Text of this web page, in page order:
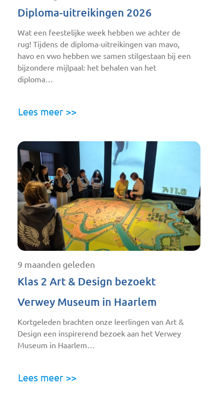
Diploma-uitreikingen 2026
Wat een feestelijke week hebben we achter de
rug! Tijdens de diploma-uitreikingen van mavo,
havo en vwo hebben we samen stilgestaan bij een
bijzondere mijlpaal: het behalen van het
diploma…
Lees meer >>
9 maanden geleden
Klas 2 Art & Design bezoekt
Verwey Museum in Haarlem
Kortgeleden brachten onze leerlingen van Art &
Design een inspirerend bezoek aan het Verwey
Museum in Haarlem…
Lees meer >>